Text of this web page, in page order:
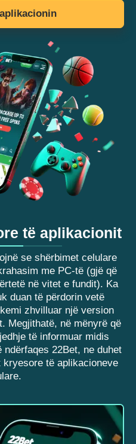
të aplikacionit
se shërbimet celulare
me PC-të (gjë që
në vitet e fundit). Ka
duan të përdorin vetë
zhvilluar një version
Megjithatë, në mënyrë që
të informuar midis
22Bet, ne duhet
të aplikacioneve